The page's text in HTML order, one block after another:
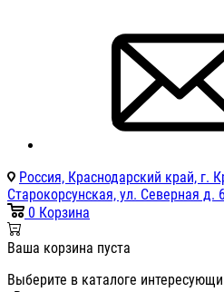
Россия, Краснодарский край, г.
Старокорсунская, ул. Северная д.
0 Корзина
Ваша корзина пуста
Выберите в каталоге